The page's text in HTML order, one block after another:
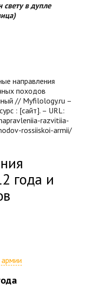
в дупле
направления
походов
// Myfilology.ru –
: [сайт]. – URL:
razvitiia-
rossiiskoi-armii/
года и